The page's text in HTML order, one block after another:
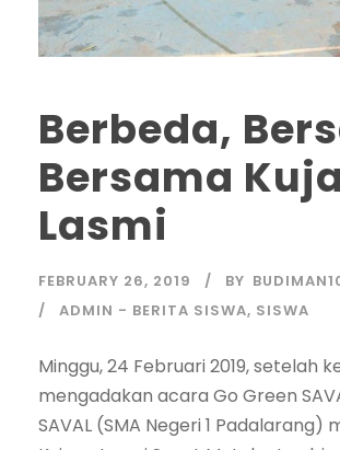
Berbeda,
Bersama
Lasmi
FEBRUARY 26, 2019 BY
ADMIN - BERITA SISWA, SISWA
Minggu, 24 Februari 2019, setelah
mengadakan acara Go Green
SAVAL (SMA Negeri 1 Padalarang)